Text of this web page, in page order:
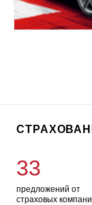
33
предложений от
страховых